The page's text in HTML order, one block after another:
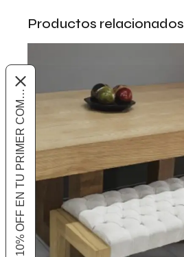
Productos relacionados
10% OFF EN TU PRIMER COMPRA